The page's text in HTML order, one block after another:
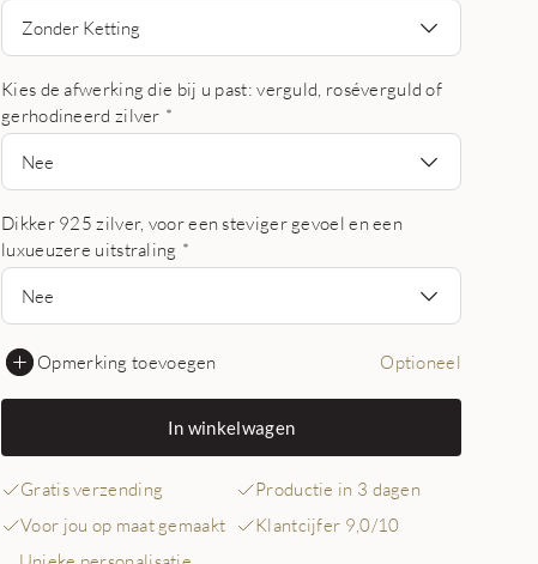
Zonder Ketting
Kies de afwerking die bij u past: verguld, roséverguld of
gerhodineerd zilver *
Nee
Dikker 925 zilver, voor een steviger gevoel en een
luxueuzere uitstraling *
Nee
Opmerking toevoegen Optioneel
In winkelwagen
Gratis verzending
Productie in 3 dagen
Voor jou op maat gemaakt
Klantcijfer 9,0/10